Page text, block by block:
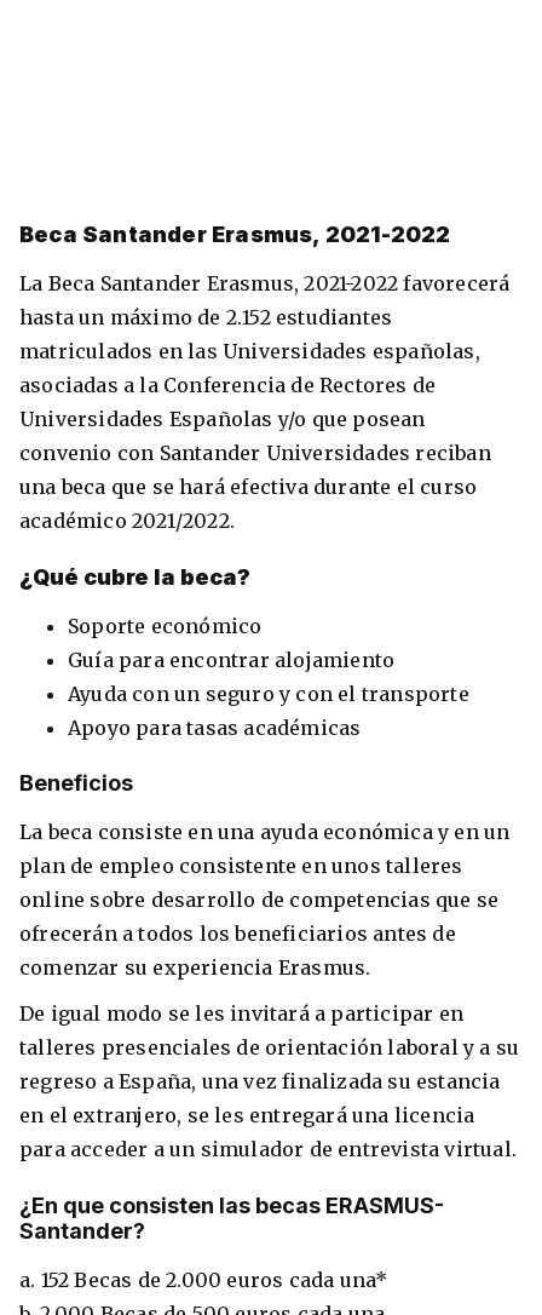
Beca Santander Erasmus, 2021-2022
La Beca Santander Erasmus, 2021-2022 favorecerá
hasta un máximo de 2.152 estudiantes
matriculados en las Universidades españolas,
asociadas a la Conferencia de Rectores de
Universidades Españolas y/o que posean
convenio con Santander Universidades reciban
una beca que se hará efectiva durante el curso
académico 2021/2022.
¿Qué cubre la beca?
Soporte económico
Guía para encontrar alojamiento
Ayuda con un seguro y con el transporte
Apoyo para tasas académicas
Beneficios
La beca consiste en una ayuda económica y en un
plan de empleo consistente en unos talleres
online sobre desarrollo de competencias que se
ofrecerán a todos los beneficiarios antes de
comenzar su experiencia Erasmus.
De igual modo se les invitará a participar en
talleres presenciales de orientación laboral y a su
regreso a España, una vez finalizada su estancia
en el extranjero, se les entregará una licencia
para acceder a un simulador de entrevista virtual.
¿En que consisten las becas ERASMUS-
Santander?
a. 152 Becas de 2.000 euros cada una*